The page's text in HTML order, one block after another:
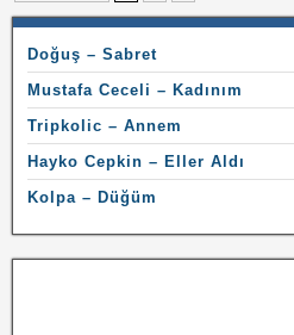
Doğuş – Sabret
Mustafa Ceceli – Kadınım
Tripkolic – Annem
Hayko Cepkin – Eller Aldı
Kolpa – Düğüm